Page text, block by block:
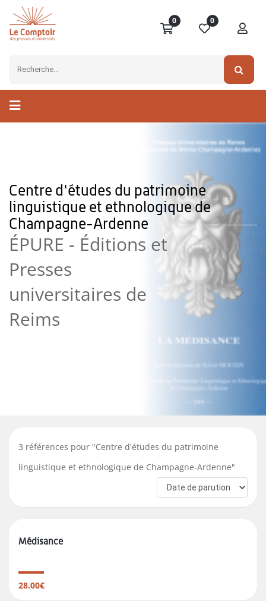
0 0
Centre d'études du patrimoine
linguistique et ethnologique de
Champagne-Ardenne
ÉPURE - Éditions et
Presses
universitaires de
Reims
3 références pour "Centre d'études du patrimoine
linguistique et ethnologique de Champagne-Ardenne"
Médisance
28.00€